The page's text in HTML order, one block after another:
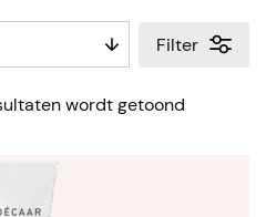
Filter
wordt getoond